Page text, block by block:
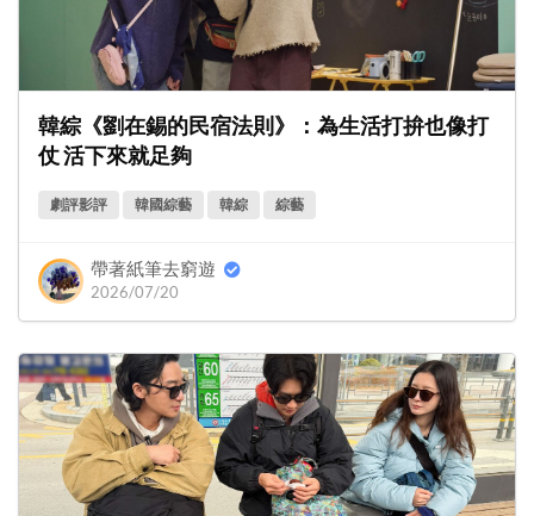
韓綜《劉在錫的民宿法則》：為生活打拚也像打
仗 活下來就足夠
劇評影評 韓國綜藝 韓綜 綜藝
帶著紙筆去窮遊
2026/07/20